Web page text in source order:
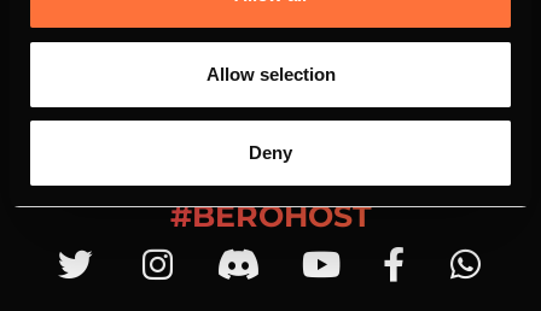
Allow selection
Deny
#BEROHOST